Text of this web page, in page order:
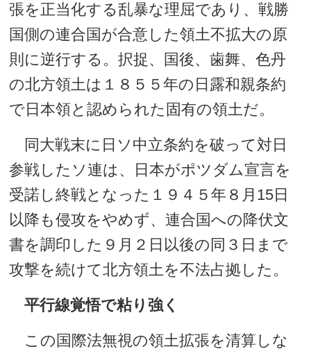
張を正当化する乱暴な理屈であり、戦勝
国側の連合国が合意した領土不拡大の原
則に逆行する。択捉、国後、歯舞、色丹
の北方領土は１８５５年の日露和親条約
で日本領と認められた固有の領土だ。
同大戦末に日ソ中立条約を破って対日
参戦したソ連は、日本がポツダム宣言を
受諾し終戦となった１９４５年８月15日
以降も侵攻をやめず、連合国への降伏文
書を調印した９月２日以後の同３日まで
攻撃を続けて北方領土を不法占拠した。
平行線覚悟で粘り強く
この国際法無視の領土拡張を清算しな